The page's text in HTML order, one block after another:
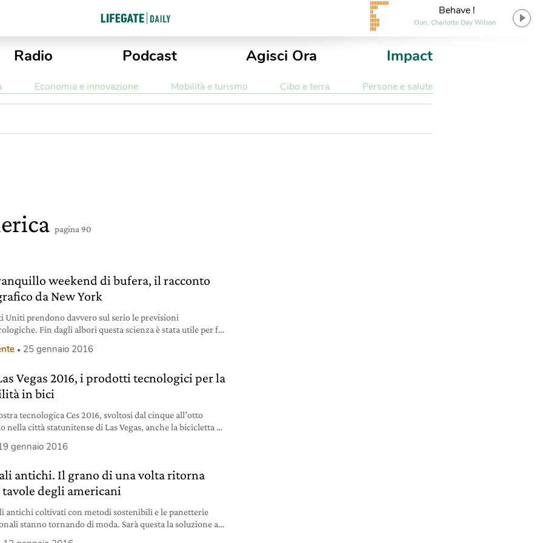
Behave !
Ouri, Charlotte Day Wilson
Radio Podcast Agisci Ora Impact
Economia e innovazione Mobilità e turismo Cibo e terra Persone e salute
pagina 90
weekend di bufera, il racconto
da New York
Uniti prendono davvero sul serio le previsioni
Fin dagli albori questa scienza è stata utile per far
in tutta la vastità del paese, dove tempeste violente e
della bufera di neve Jonas è stata annunciata con
25 gennaio 2016
Vegas 2016, i prodotti tecnologici per la
in bici
tecnologica Ces 2016, svoltosi dal cinque all’otto
nella città statunitense di Las Vegas, anche la bicicletta è
decidere di acquistare. Di seguito proponiamo
tenere in considerazione dopo la
gennaio 2016
antichi. Il grano di una volta ritorna
degli americani
antichi coltivati con metodi sostenibili e le panetterie
stanno tornando di moda. Sarà questa la soluzione al